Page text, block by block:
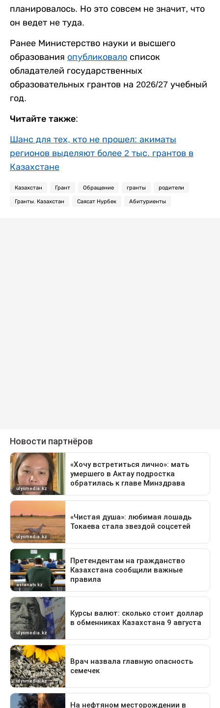
планировалось. Но это совсем не значит, что
он ведет не туда.
Ранее Министерство науки и высшего
образования опубликовало список
обладателей государственных
образовательных грантов на 2026/27 учебный
год.
Читайте также:
Шанс для тех, кто не прошел: акиматы
регионов выделяют более 2 тыс. грантов в
Казахстане
Казахстан Грант Обращение гранты родители
Гранты. Казахстан Саясат Нурбек Абитуриенты